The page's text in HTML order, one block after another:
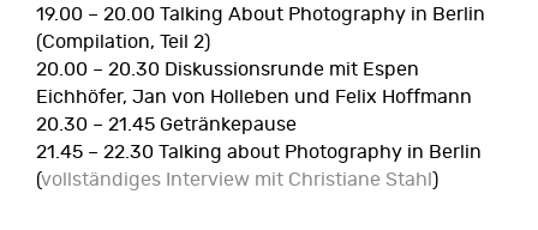
19.00 – 20.00 Talking About Photography in Berlin
(Compilation, Teil 2)
20.00 – 20.30 Diskussionsrunde mit Espen
Eichhöfer, Jan von Holleben und Felix Hoffmann
20.30 – 21.45 Getränkepause
21.45 – 22.30 Talking about Photography in Berlin
(vollständiges Interview mit Christiane Stahl )